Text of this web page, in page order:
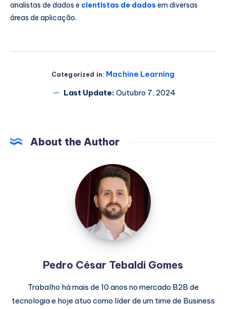
analistas de dados e cientistas de dados em diversas
áreas de aplicação.
Categorized in: Machine Learning
Last Update: Outubro 7, 2024
About the Author
Pedro
César
Tebaldi
Gomes
Pedro César Tebaldi Gomes
Trabalho há mais de 10 anos no mercado B2B de
tecnologia e hoje atuo como líder de um time de Business